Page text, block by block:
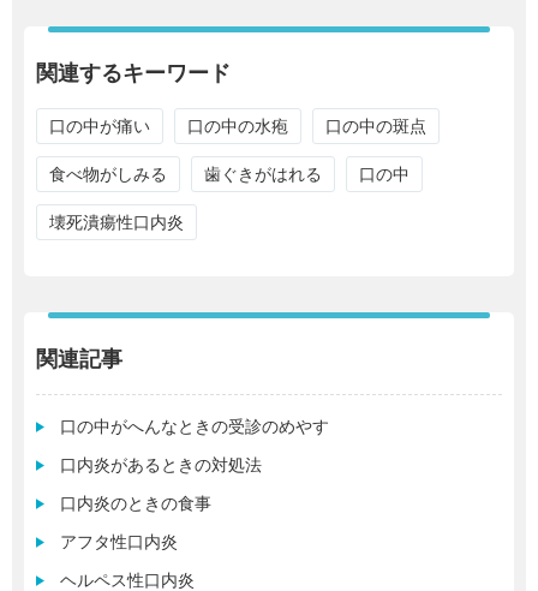
関連するキーワード
口の中が痛い 口の中の水疱 口の中の斑点
食べ物がしみる 歯ぐきがはれる 口の中
壊死潰瘍性口内炎
関連記事
口の中がへんなときの受診のめやす
口内炎があるときの対処法
口内炎のときの食事
アフタ性口内炎
ヘルペス性口内炎